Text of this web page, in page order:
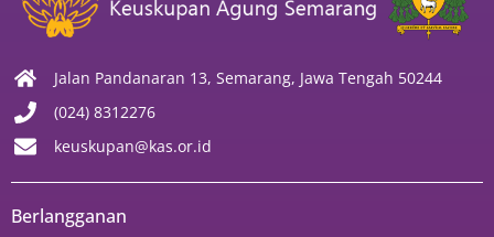
Jalan Pandanaran 13, Semarang, Jawa Tengah 50244
(024) 8312276
keuskupan@kas.or.id
Berlangganan